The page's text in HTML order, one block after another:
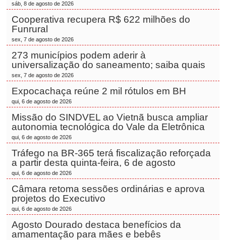
sáb, 8 de agosto de 2026
Cooperativa recupera R$ 622 milhões do
Funrural
sex, 7 de agosto de 2026
273 municípios podem aderir à
universalização do saneamento; saiba quais
sex, 7 de agosto de 2026
Expocachaça reúne 2 mil rótulos em BH
qui, 6 de agosto de 2026
Missão do SINDVEL ao Vietnã busca ampliar
autonomia tecnológica do Vale da Eletrônica
qui, 6 de agosto de 2026
Tráfego na BR-365 terá fiscalização reforçada
a partir desta quinta-feira, 6 de agosto
qui, 6 de agosto de 2026
Câmara retoma sessões ordinárias e aprova
projetos do Executivo
qui, 6 de agosto de 2026
Agosto Dourado destaca benefícios da
amamentação para mães e bebês